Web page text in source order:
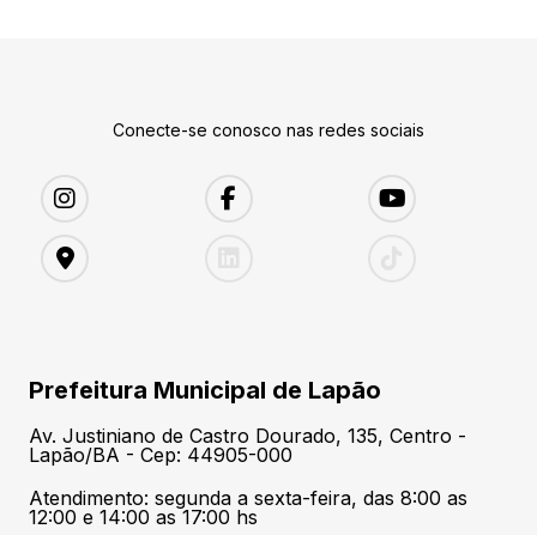
Conecte-se conosco nas redes sociais
Prefeitura Municipal de Lapão
Av. Justiniano de Castro Dourado, 135, Centro -
Lapão/BA - Cep: 44905-000
Atendimento: segunda a sexta-feira, das 8:00 as
12:00 e 14:00 as 17:00 hs